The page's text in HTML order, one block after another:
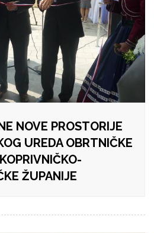
NOVE PROSTORIJE
UREDA OBRTNIČKE
ŽUPANIJE